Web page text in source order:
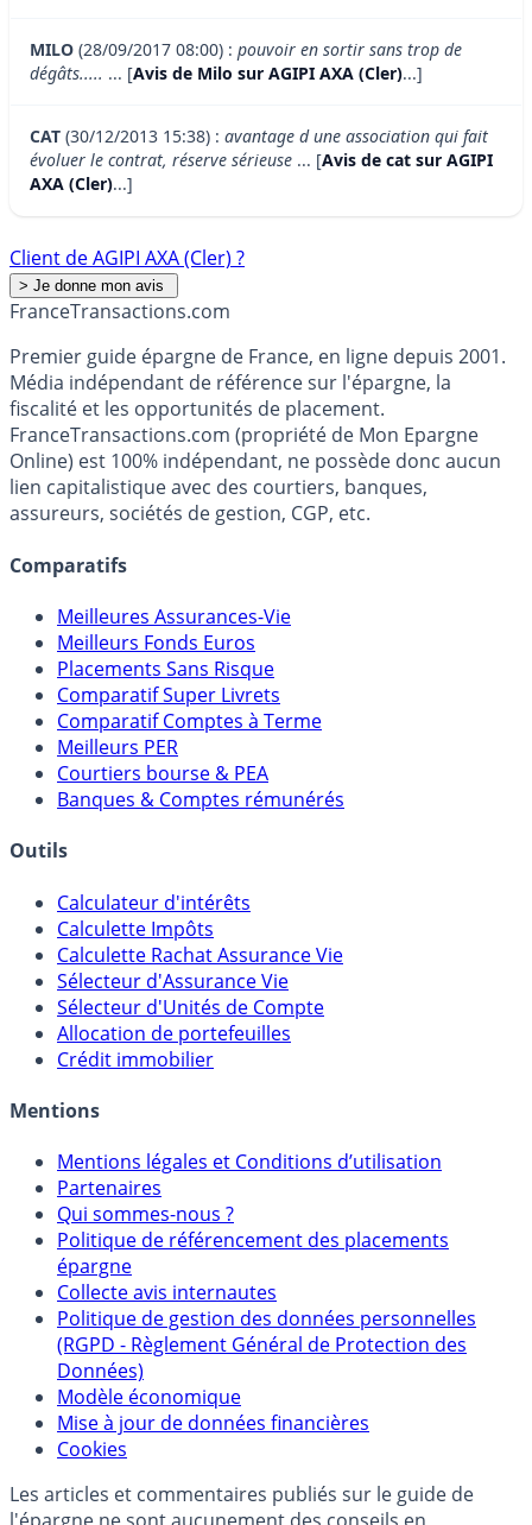
MILO (28/09/2017 08:00) : pouvoir en sortir sans trop de
dégâts..... ... [Avis de Milo sur AGIPI AXA (Cler)...]
CAT (30/12/2013 15:38) : avantage d une association qui fait
évoluer le contrat, réserve sérieuse ... [Avis de cat sur AGIPI
AXA (Cler)...]
Client de AGIPI AXA (Cler) ?
FranceTransactions.com
Premier guide épargne de France, en ligne depuis 2001.
Média indépendant de référence sur l'épargne, la
fiscalité et les opportunités de placement.
FranceTransactions.com (propriété de Mon Epargne
Online) est 100% indépendant, ne possède donc aucun
lien capitalistique avec des courtiers, banques,
assureurs, sociétés de gestion, CGP, etc.
Comparatifs
Meilleures Assurances-Vie
Meilleurs Fonds Euros
Placements Sans Risque
Comparatif Super Livrets
Comparatif Comptes à Terme
Meilleurs PER
Courtiers bourse & PEA
Banques & Comptes rémunérés
Outils
Calculateur d'intérêts
Calculette Impôts
Calculette Rachat Assurance Vie
Sélecteur d'Assurance Vie
Sélecteur d'Unités de Compte
Allocation de portefeuilles
Crédit immobilier
Mentions
Mentions légales et Conditions d’utilisation
Partenaires
Qui sommes-nous ?
Politique de référencement des placements
épargne
Collecte avis internautes
Politique de gestion des données personnelles
(RGPD - Règlement Général de Protection des
Données)
Modèle économique
Mise à jour de données financières
Cookies
Les articles et commentaires publiés sur le guide de